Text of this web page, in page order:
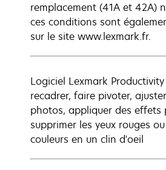
remplacement (41A et 42A)
ces conditions sont
sur le site www.lexmark.fr.
Logiciel Lexmark
recadrer, faire pivoter,
photos, appliquer des effets
supprimer les yeux rouges
couleurs en un clin d'oeil